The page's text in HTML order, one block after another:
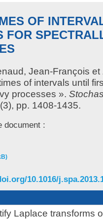
OF
FOR
Jean-François et
of intervals until
processes ».
pp. 1408-1435.
document :
10.1016/
Laplace transforms